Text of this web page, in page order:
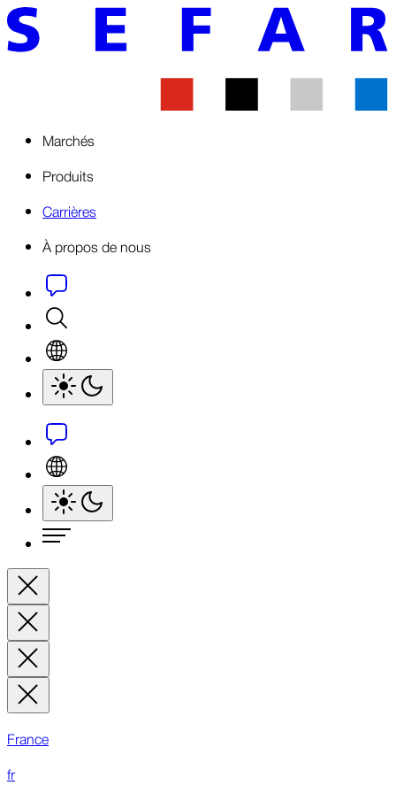
Marchés
Produits
Carrières
À propos de nous
France
fr